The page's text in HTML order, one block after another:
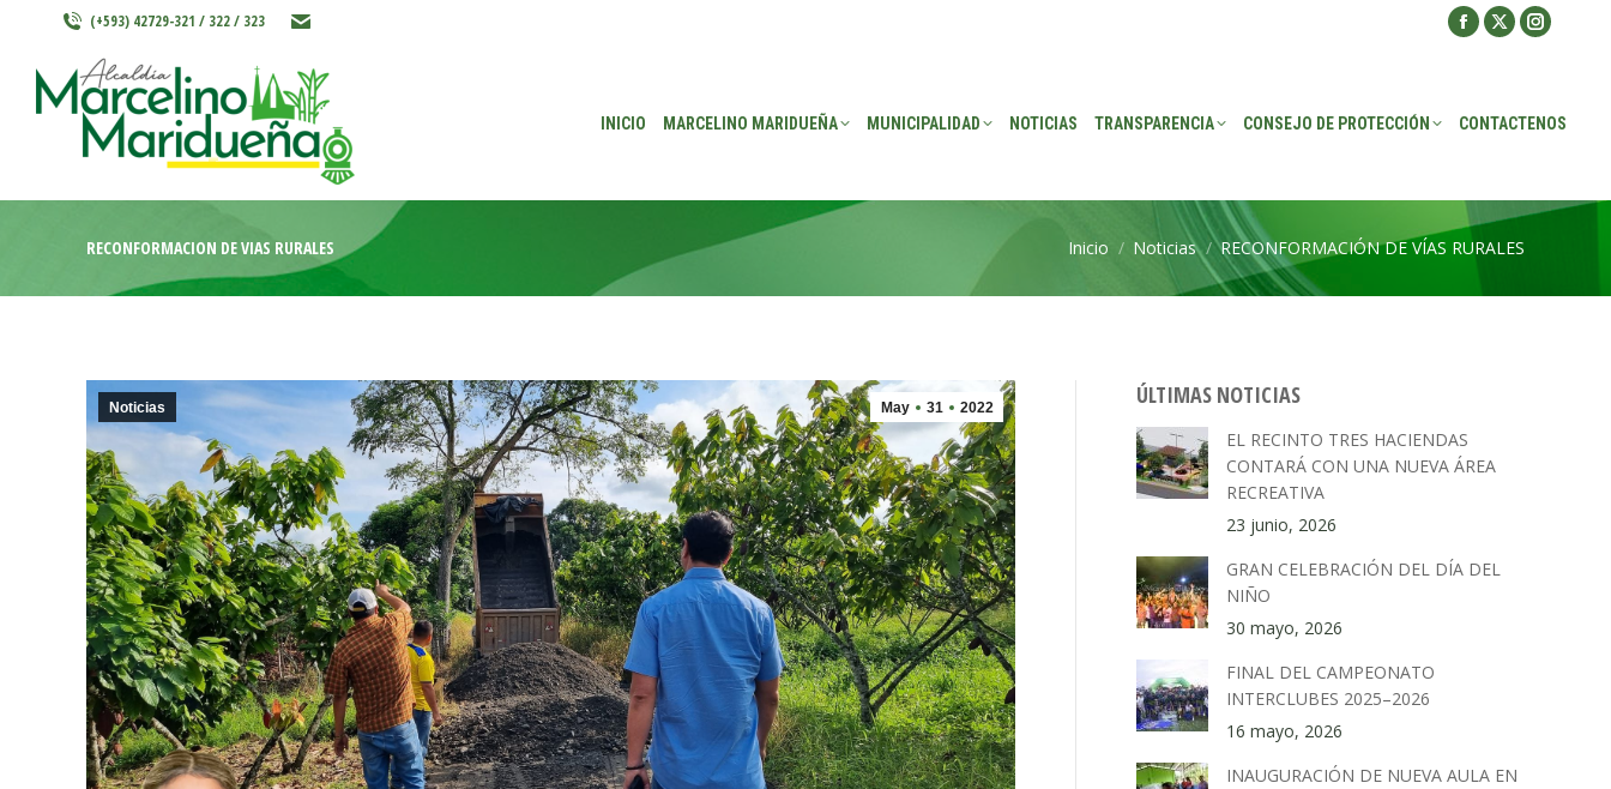
(+593) 42729-321 / 322 / 323
Facebook
in
X
in
in
INICIO MARCELINO MARIDUEÑA MUNICIPALIDAD NOTICIAS TRANSPARENCIA CONSEJO DE PROTECCIÓN CONTACTENOS
RECONFORMACIÓN DE VÍAS RURALES Estás aquí:
Inicio Noticias RECONFORMACIÓN DE VÍAS RURALES
May 31 2022
Noticias ÚLTIMAS NOTICIAS
EL RECINTO TRES HACIENDAS
CONTARÁ CON UNA NUEVA ÁREA
RECREATIVA
23 junio, 2026
GRAN CELEBRACIÓN DEL DÍA DEL
NIÑO
30 mayo, 2026
FINAL DEL CAMPEONATO
INTERCLUBES 2025–2026
16 mayo, 2026
INAUGURACIÓN DE NUEVA AULA EN